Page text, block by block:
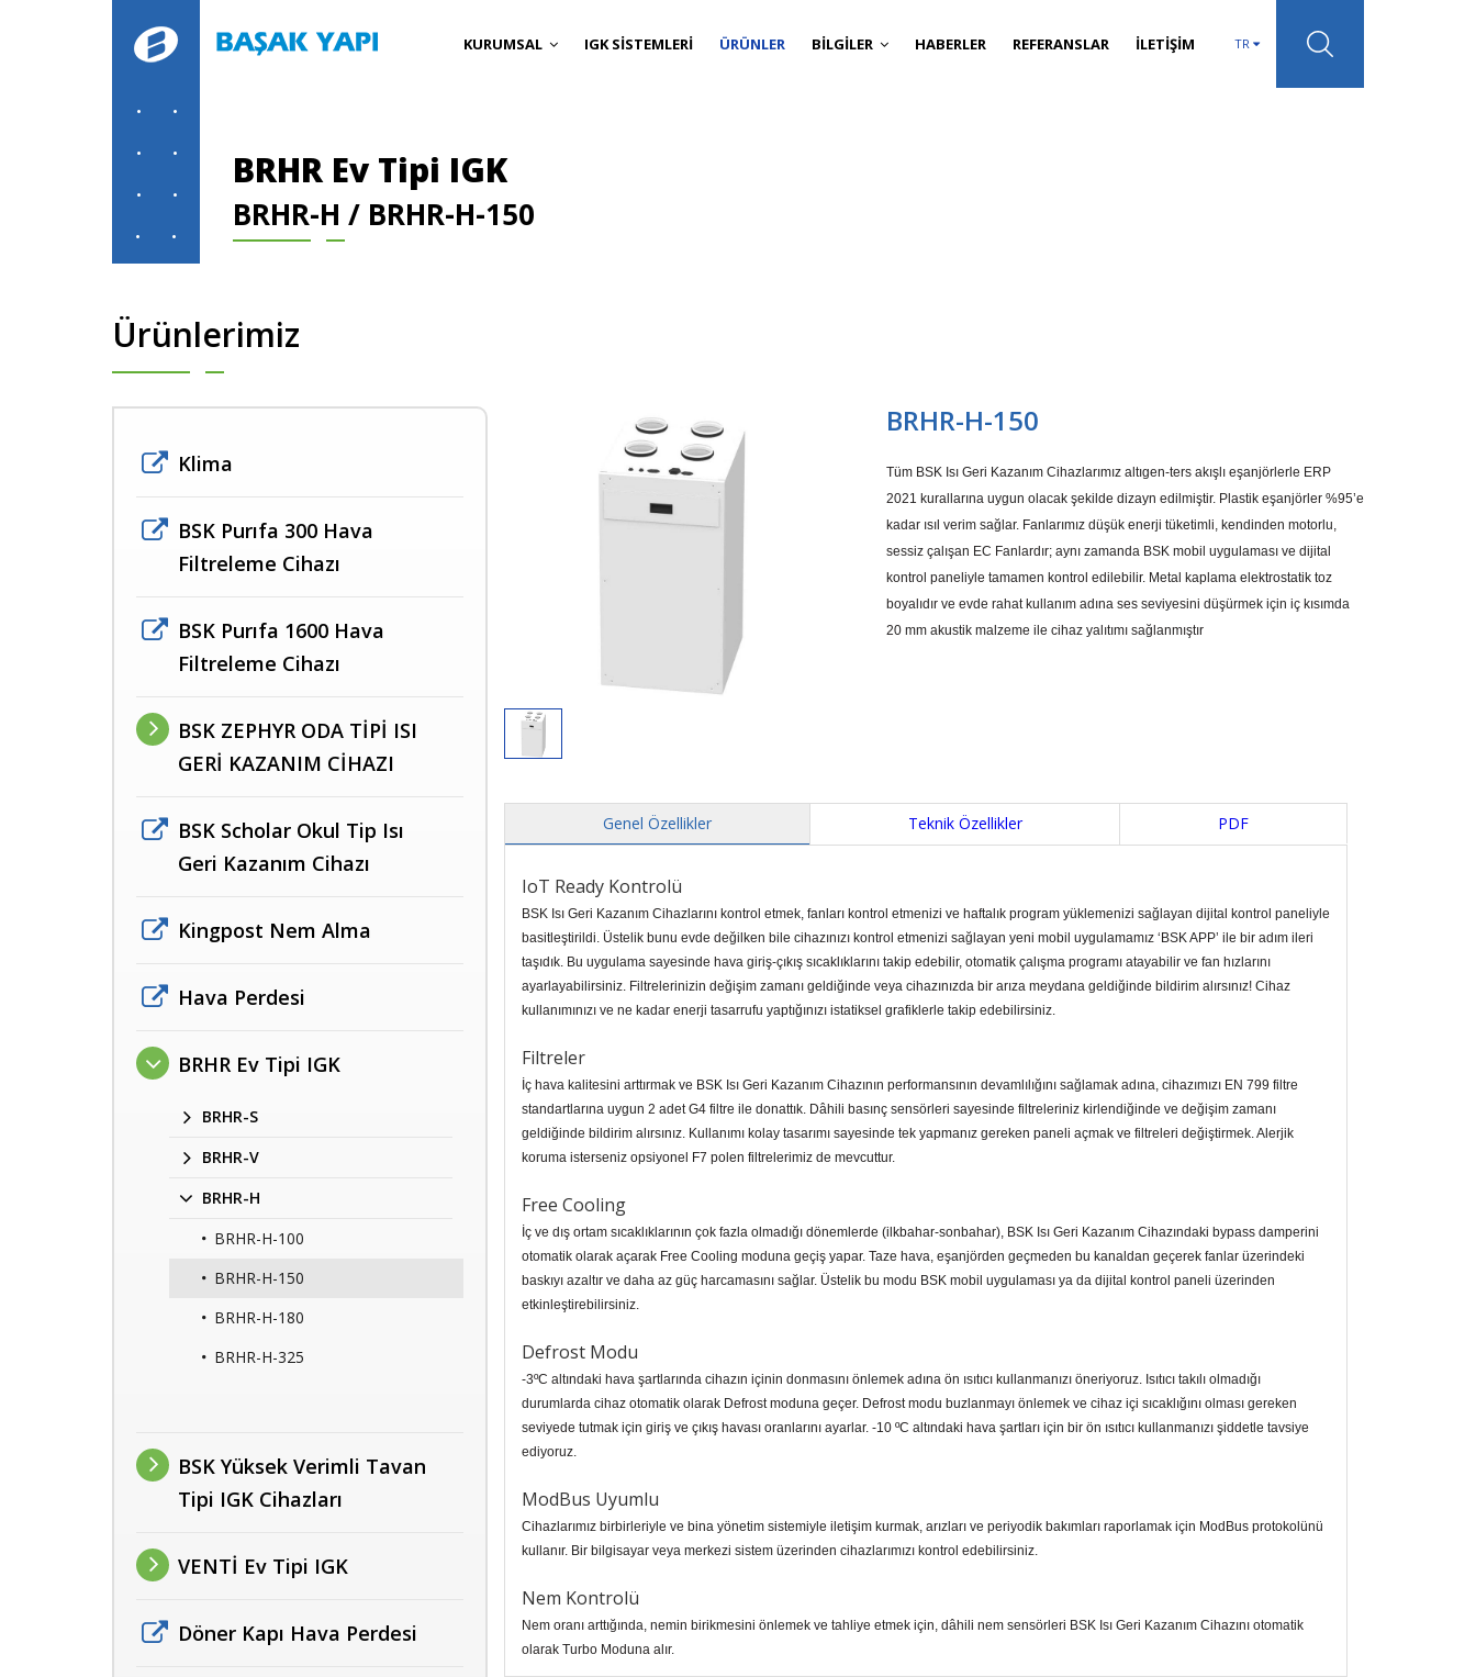
TR
KURUMSAL IGK SİSTEMLERİ ÜRÜNLER BİLGİLER HABERLER REFERANSLAR İLETİŞİM
BRHR Ev Tipi IGK
BRHR-H / BRHR-H-150
Ürünlerimiz
Klima
BSK Purıfa 300 Hava
Filtreleme Cihazı
BSK Purıfa 1600 Hava
Filtreleme Cihazı
BSK ZEPHYR ODA TİPİ ISI
GERİ KAZANIM CİHAZI
BSK Scholar Okul Tip Isı
Geri Kazanım Cihazı
Kingpost Nem Alma
Hava Perdesi
BRHR Ev Tipi IGK
BRHR-S
BRHR-V
BRHR-H
BRHR-H-100
BRHR-H-150
BRHR-H-180
BRHR-H-325
BSK Yüksek Verimli Tavan
Tipi IGK Cihazları
VENTİ Ev Tipi IGK
Döner Kapı Hava Perdesi
BRHR-H-150
Tüm BSK Isı Geri Kazanım Cihazlarımız altıgen-ters akışlı eşanjörlerle ERP
2021 kurallarına uygun olacak şekilde dizayn edilmiştir. Plastik eşanjörler %95’e
kadar ısıl verim sağlar. Fanlarımız düşük enerji tüketimli, kendinden motorlu,
sessiz çalışan EC Fanlardır; aynı zamanda BSK mobil uygulaması ve dijital
kontrol paneliyle tamamen kontrol edilebilir. Metal kaplama elektrostatik toz
boyalıdır ve evde rahat kullanım adına ses seviyesini düşürmek için iç kısımda
20 mm akustik malzeme ile cihaz yalıtımı sağlanmıştır
Genel Özellikler Teknik Özellikler PDF
IoT Ready Kontrolü
BSK Isı Geri Kazanım Cihazlarını kontrol etmek, fanları kontrol etmenizi ve haftalık program yüklemenizi sağlayan dijital kontrol paneliyle
basitleştirildi. Üstelik bunu evde değilken bile cihazınızı kontrol etmenizi sağlayan yeni mobil uygulamamız ‘BSK APP’ ile bir adım ileri
taşıdık. Bu uygulama sayesinde hava giriş-çıkış sıcaklıklarını takip edebilir, otomatik çalışma programı atayabilir ve fan hızlarını
ayarlayabilirsiniz. Filtrelerinizin değişim zamanı geldiğinde veya cihazınızda bir arıza meydana geldiğinde bildirim alırsınız! Cihaz
kullanımınızı ve ne kadar enerji tasarrufu yaptığınızı istatiksel grafiklerle takip edebilirsiniz.
Filtreler
İç hava kalitesini arttırmak ve BSK Isı Geri Kazanım Cihazının performansının devamlılığını sağlamak adına, cihazımızı EN 799 filtre
standartlarına uygun 2 adet G4 filtre ile donattık. Dâhili basınç sensörleri sayesinde filtreleriniz kirlendiğinde ve değişim zamanı
geldiğinde bildirim alırsınız. Kullanımı kolay tasarımı sayesinde tek yapmanız gereken paneli açmak ve filtreleri değiştirmek. Alerjik
koruma isterseniz opsiyonel F7 polen filtrelerimiz de mevcuttur.
Free Cooling
İç ve dış ortam sıcaklıklarının çok fazla olmadığı dönemlerde (ilkbahar-sonbahar), BSK Isı Geri Kazanım Cihazındaki bypass damperini
otomatik olarak açarak Free Cooling moduna geçiş yapar. Taze hava, eşanjörden geçmeden bu kanaldan geçerek fanlar üzerindeki
baskıyı azaltır ve daha az güç harcamasını sağlar. Üstelik bu modu BSK mobil uygulaması ya da dijital kontrol paneli üzerinden
etkinleştirebilirsiniz.
Defrost Modu
-3ºC altındaki hava şartlarında cihazın içinin donmasını önlemek adına ön ısıtıcı kullanmanızı öneriyoruz. Isıtıcı takılı olmadığı
durumlarda cihaz otomatik olarak Defrost moduna geçer. Defrost modu buzlanmayı önlemek ve cihaz içi sıcaklığını olması gereken
seviyede tutmak için giriş ve çıkış havası oranlarını ayarlar. -10 ºC altındaki hava şartları için bir ön ısıtıcı kullanmanızı şiddetle tavsiye
ediyoruz.
ModBus Uyumlu
Cihazlarımız birbirleriyle ve bina yönetim sistemiyle iletişim kurmak, arızları ve periyodik bakımları raporlamak için ModBus protokolünü
kullanır. Bir bilgisayar veya merkezi sistem üzerinden cihazlarımızı kontrol edebilirsiniz.
Nem Kontrolü
Nem oranı arttığında, nemin birikmesini önlemek ve tahliye etmek için, dâhili nem sensörleri BSK Isı Geri Kazanım Cihazını otomatik
olarak Turbo Moduna alır.